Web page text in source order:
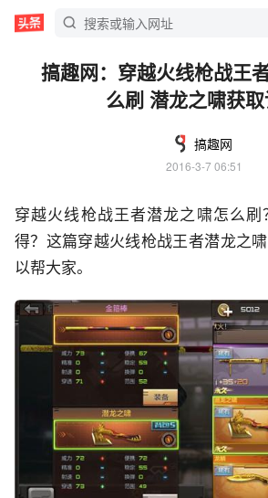
搞趣网：穿越火线枪战王
么刷 潜龙之啸获
搞趣网
2016-3-7 06:51
穿越火线枪战王者潜龙之啸怎么刷
得？这篇穿越火线枪战王者潜龙之
以帮大家。